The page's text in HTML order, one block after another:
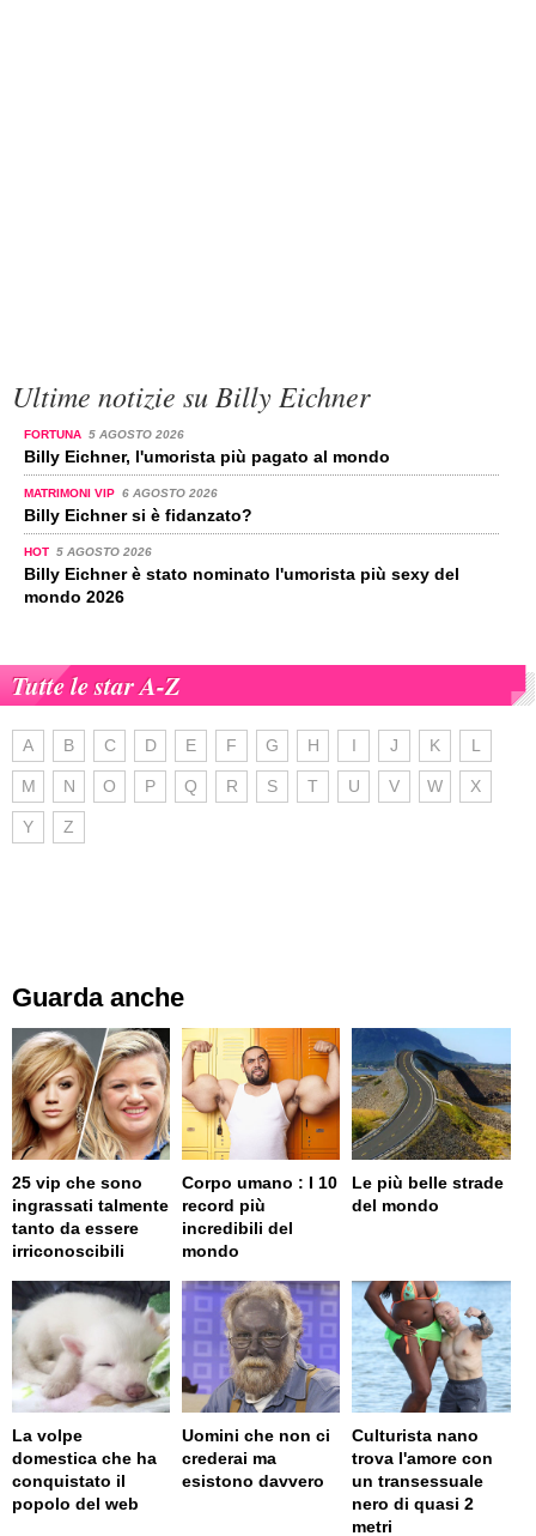
Ultime notizie su Billy Eichner
FORTUNA 5 AGOSTO 2026
Billy Eichner, l'umorista più pagato al mondo
MATRIMONI VIP 6 AGOSTO 2026
Billy Eichner si è fidanzato?
HOT 5 AGOSTO 2026
Billy Eichner è stato nominato l'umorista più sexy del
mondo 2026
Tutte le star A-Z
A B C D E F G H I J K L
M N O P Q R S T U V W X
Y Z
Guarda anche
25 vip che sono
ingrassati talmente
tanto da essere
irriconoscibili
Corpo umano : I 10
record più
incredibili del
mondo
Le più belle strade
del mondo
La volpe
domestica che ha
conquistato il
popolo del web
Uomini che non ci
crederai ma
esistono davvero
Culturista nano
trova l'amore con
un transessuale
nero di quasi 2
metri